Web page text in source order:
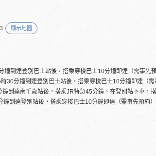
顯示地圖
鐘到達登別巴士站後，搭乘穿梭巴士10分鐘即達（需事先預
30分鐘到達登別巴士站後，搭乘穿梭巴士10分鐘即達（需
鐘到達南千歲站後，搭乘JR特急45分鐘，在登別站下車，
鐘到達登別站後，搭乘穿梭巴士10分鐘即達（需事先預約）